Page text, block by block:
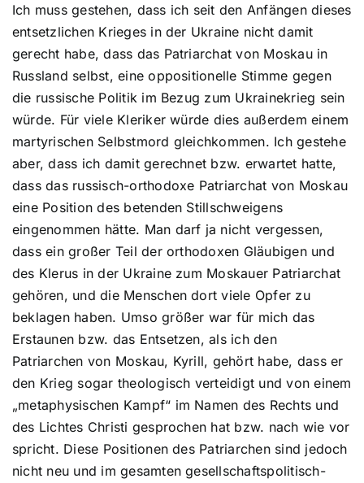
Ich muss gestehen, dass ich seit den Anfängen dieses
entsetzlichen Krieges in der Ukraine nicht damit
gerecht habe, dass das Patriarchat von Moskau in
Russland selbst, eine oppositionelle Stimme gegen
die russische Politik im Bezug zum Ukrainekrieg sein
würde. Für viele Kleriker würde dies außerdem einem
martyrischen Selbstmord gleichkommen. Ich gestehe
aber, dass ich damit gerechnet bzw. erwartet hatte,
dass das russisch-orthodoxe Patriarchat von Moskau
eine Position des betenden Stillschweigens
eingenommen hätte. Man darf ja nicht vergessen,
dass ein großer Teil der orthodoxen Gläubigen und
des Klerus in der Ukraine zum Moskauer Patriarchat
gehören, und die Menschen dort viele Opfer zu
beklagen haben. Umso größer war für mich das
Erstaunen bzw. das Entsetzen, als ich den
Patriarchen von Moskau, Kyrill, gehört habe, dass er
den Krieg sogar theologisch verteidigt und von einem
„metaphysischen Kampf“ im Namen des Rechts und
des Lichtes Christi gesprochen hat bzw. nach wie vor
spricht. Diese Positionen des Patriarchen sind jedoch
nicht neu und im gesamten gesellschaftspolitisch-